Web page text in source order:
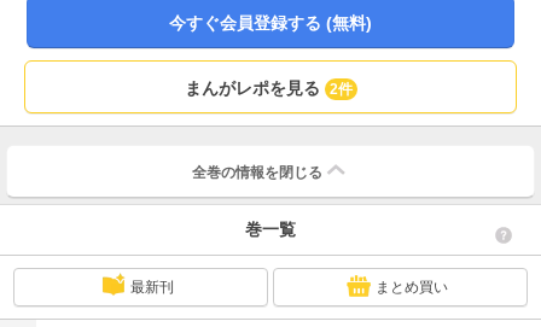
はずなのに、なんだか周囲が派手なんですが？～」のコミカライズです。
今すぐ会員登録する (無料)
まんがレポを見る 2件
全巻の情報を 閉じる
巻一覧
最新刊 まとめ買い